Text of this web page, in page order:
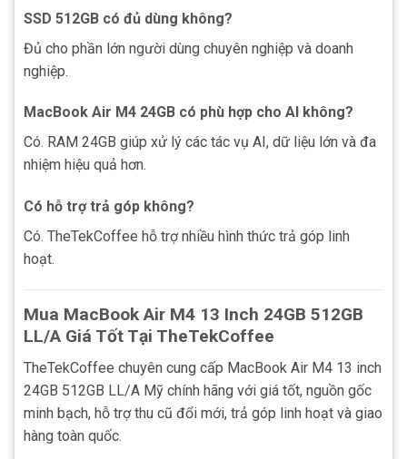
SSD 512GB có đủ dùng không?
Đủ cho phần lớn người dùng chuyên nghiệp và doanh
nghiệp.
MacBook Air M4 24GB có phù hợp cho AI không?
Có. RAM 24GB giúp xử lý các tác vụ AI, dữ liệu lớn và đa
nhiệm hiệu quả hơn.
Có hỗ trợ trả góp không?
Có. TheTekCoffee hỗ trợ nhiều hình thức trả góp linh
hoạt.
Mua MacBook Air M4 13 Inch 24GB 512GB
LL/A Giá Tốt Tại TheTekCoffee
TheTekCoffee chuyên cung cấp MacBook Air M4 13 inch
24GB 512GB LL/A Mỹ chính hãng với giá tốt, nguồn gốc
minh bạch, hỗ trợ thu cũ đổi mới, trả góp linh hoạt và giao
hàng toàn quốc.